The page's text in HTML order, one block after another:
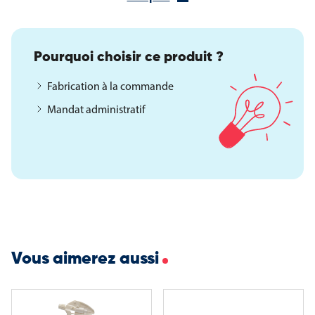
Caractéristiques du lutrin pupitre en altuglas
Matière : altuglas cristal transparent
Hauteur au plus bas : 105 cm
Poids : 10 kg
Dimensions du réhausseur : H. 15 cm – L. 47,5 cm – P. 39,5 cm
Autre version disponible : plateau équipé d’anneaux de
professionnel ou institutionnel. Il facilite la prise de parole, la
lecture et la consultation de documents tout en valorisant
Pourquoi choisir ce produit ?
Fabrication à la commande
Mandat administratif
Vous aimerez aussi